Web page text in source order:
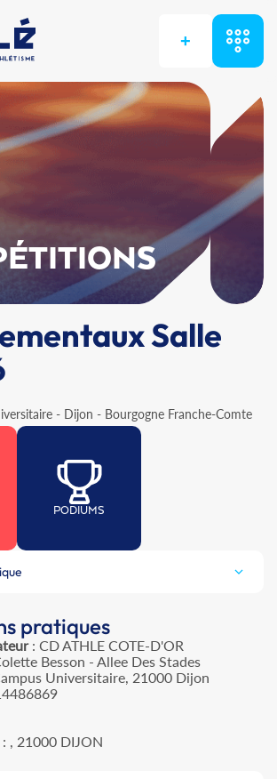
+
Salle
- Dijon - Bourgogne Franche-Comte
PODIUMS
pratiques
: CD ATHLE COTE-D'OR
Besson - Allee Des Stades
Universitaire, 21000 Dijon
: , 21000 DIJON